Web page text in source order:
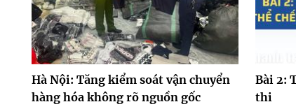
Hà Nội: Tăng kiểm soát vận chuyển
hàng hóa không rõ nguồn gốc
Bài 2:
thi